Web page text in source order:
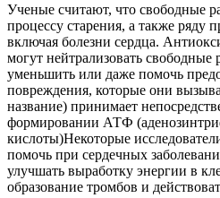
Ученые считают, что свободные
процессу старения, а также ряду
включая болезни сердца.
могут нейтрализовать свободные
уменьшить или даже помочь
повреждения, которые они
название) принимает
формировании АТФ
кислоты)Некоторые
помочь при сердечных
улучшать выработку энергии в
образование тромбов и